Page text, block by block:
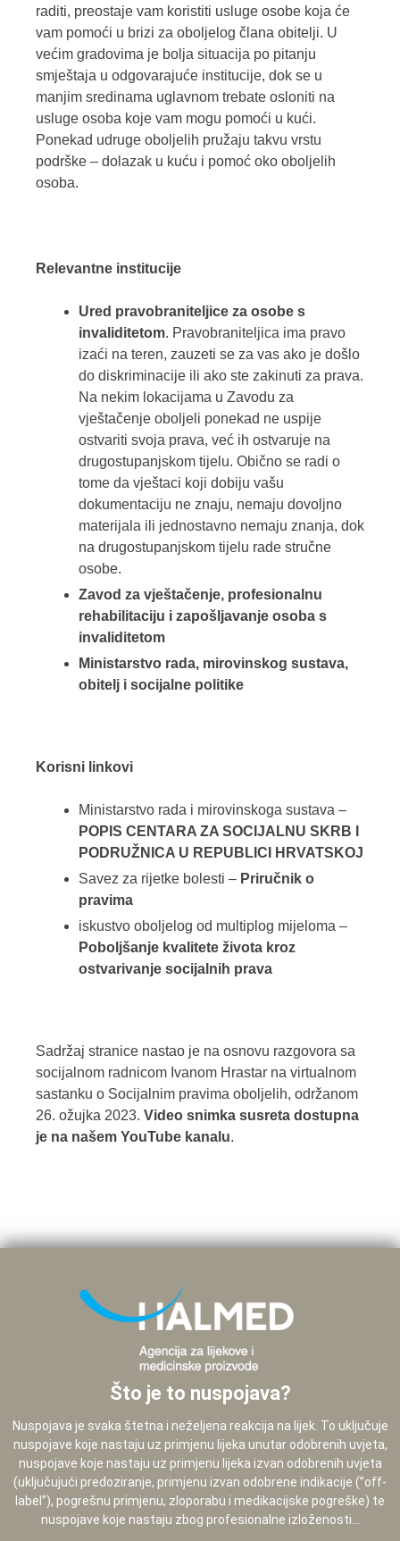
raditi, preostaje vam koristiti usluge osobe koja će
vam pomoći u brizi za oboljelog člana obitelji. U
većim gradovima je bolja situacija po pitanju
smještaja u odgovarajuće institucije, dok se u
manjim sredinama uglavnom trebate osloniti na
usluge osoba koje vam mogu pomoći u kući.
Ponekad udruge oboljelih pružaju takvu vrstu
podrške – dolazak u kuću i pomoć oko oboljelih
osoba.
Relevantne institucije
Ured pravobraniteljice za osobe s
invaliditetom. Pravobraniteljica ima pravo
izaći na teren, zauzeti se za vas ako je došlo
do diskriminacije ili ako ste zakinuti za prava.
Na nekim lokacijama u Zavodu za
vještačenje oboljeli ponekad ne uspije
ostvariti svoja prava, već ih ostvaruje na
drugostupanjskom tijelu. Obično se radi o
tome da vještaci koji dobiju vašu
dokumentaciju ne znaju, nemaju dovoljno
materijala ili jednostavno nemaju znanja, dok
na drugostupanjskom tijelu rade stručne
osobe.
Zavod za vještačenje, profesionalnu
rehabilitaciju i zapošljavanje osoba s
invaliditetom
Ministarstvo rada, mirovinskog sustava,
obitelj i socijalne politike
Korisni linkovi
Ministarstvo rada i mirovinskoga sustava –
POPIS CENTARA ZA SOCIJALNU SKRB I
PODRUŽNICA U REPUBLICI HRVATSKOJ
Savez za rijetke bolesti – Priručnik o
pravima
iskustvo oboljelog od multiplog mijeloma –
Poboljšanje kvalitete života kroz
ostvarivanje socijalnih prava
Sadržaj stranice nastao je na osnovu razgovora sa
socijalnom radnicom Ivanom Hrastar na virtualnom
sastanku o Socijalnim pravima oboljelih, održanom
26. ožujka 2023. Video snimka susreta dostupna
je na našem YouTube kanalu.
Što je to nuspojava?
Nuspojava je svaka štetna i neželjena reakcija na lijek. To uključuje
nuspojave koje nastaju uz primjenu lijeka unutar odobrenih uvjeta,
nuspojave koje nastaju uz primjenu lijeka izvan odobrenih uvjeta
(uključujući predoziranje, primjenu izvan odobrene indikacije (”off-
label”), pogrešnu primjenu, zloporabu i medikacijske pogreške) te
nuspojave koje nastaju zbog profesionalne izloženosti...